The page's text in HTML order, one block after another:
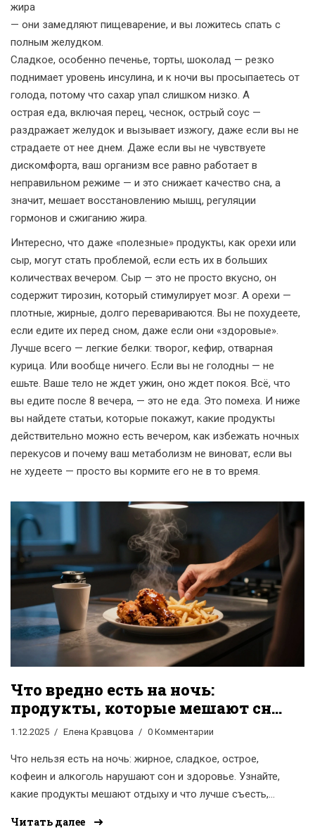
жира
— они замедляют пищеварение, и вы ложитесь спать с
полным желудком.
Сладкое, особенно печенье, торты, шоколад — резко
поднимает уровень инсулина, и к ночи вы просыпаетесь от
голода, потому что сахар упал слишком низко. А
острая еда, включая перец, чеснок, острый соус —
раздражает желудок и вызывает изжогу, даже если вы не
страдаете от нее днем. Даже если вы не чувствуете
дискомфорта, ваш организм все равно работает в
неправильном режиме — и это снижает качество сна, а
значит, мешает восстановлению мышц, регуляции
гормонов и сжиганию жира.
Интересно, что даже «полезные» продукты, как орехи или
сыр, могут стать проблемой, если есть их в больших
количествах вечером. Сыр — это не просто вкусно, он
содержит тирозин, который стимулирует мозг. А орехи —
плотные, жирные, долго перевариваются. Вы не похудеете,
если едите их перед сном, даже если они «здоровые».
Лучше всего — легкие белки: творог, кефир, отварная
курица. Или вообще ничего. Если вы не голодны — не
ешьте. Ваше тело не ждет ужин, оно ждет покоя. Всё, что
вы едите после 8 вечера, — это не еда. Это помеха. И ниже
вы найдете статьи, которые покажут, какие продукты
действительно можно есть вечером, как избежать ночных
перекусов и почему ваш метаболизм не виноват, если вы
не худеете — просто вы кормите его не в то время.
Что вредно есть на ночь:
продукты, которые мешают сну
и здоровью
1.12.2025 Елена Кравцова 0 Комментарии
Что нельзя есть на ночь: жирное, сладкое, острое,
кофеин и алкоголь нарушают сон и здоровье. Узнайте,
какие продукты мешают отдыху и что лучше съесть,
Читать далее